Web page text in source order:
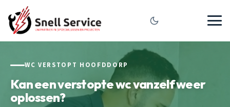
WC VERSTOPT HOOFDDORP
Kan een verstopte wc vanzelf weer
oplossen?